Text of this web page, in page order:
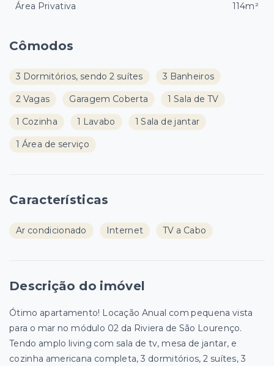
Cômodos
3 Dormitórios, sendo 2 suítes 3 Banheiros
2 Vagas Garagem Coberta 1 Sala de TV
1 Cozinha 1 Lavabo 1 Sala de jantar
1 Área de serviço
Características
Ar condicionado Internet TV a Cabo
Descrição do imóvel
Ótimo apartamento! Locação Anual com pequena vista
para o mar no módulo 02 da Riviera de São Lourenço.
Tendo amplo living com sala de tv, mesa de jantar, e
cozinha americana completa, 3 dormitórios, 2 suítes, 3
Área Privativa 114m²